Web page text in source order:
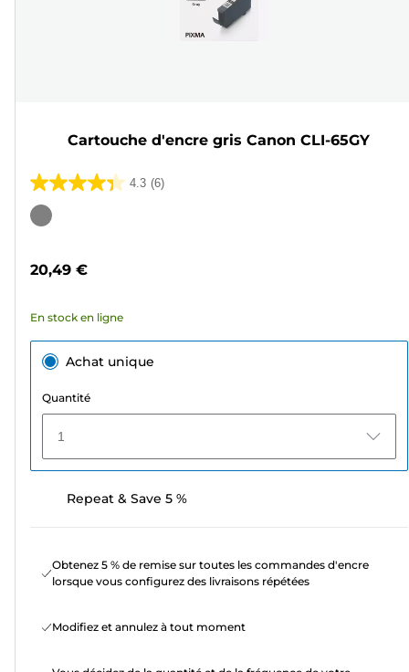
Cartouche d'encre gris Canon CLI-65GY
4.3 (6)
4.3
sur
6
Cartouche
20,49 €
En stock en ligne
Achat unique
Quantité
1
Repeat & Save 5 %
Obtenez 5 % de remise sur toutes les commandes d'encre
lorsque vous configurez des livraisons répétées
Modifiez et annulez à tout moment